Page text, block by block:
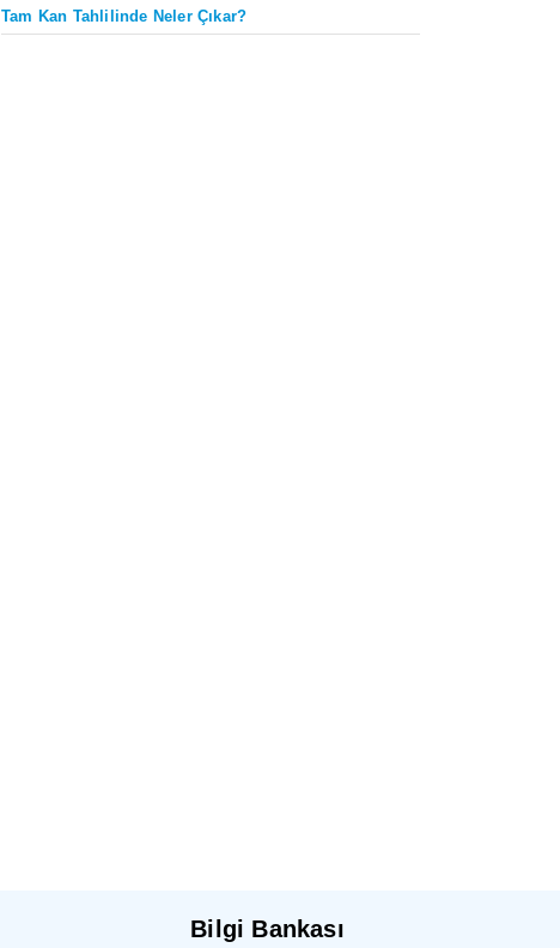
Tam Kan Tahlilinde Neler Çıkar?
Bilgi Bankası